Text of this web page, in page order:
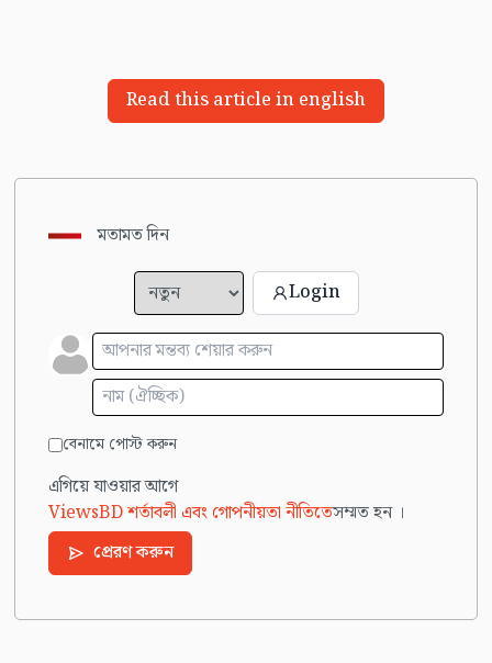
Read this article in english
মতামত দিন
Login
বেনামে পোস্ট করুন
এগিয়ে যাওয়ার আগে
ViewsBD শর্তাবলী এবং গোপনীয়তা নীতিতেসম্মত হন ।
প্রেরণ করুন